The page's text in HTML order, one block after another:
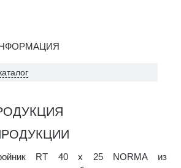
RT 40 x 25 NORMA из